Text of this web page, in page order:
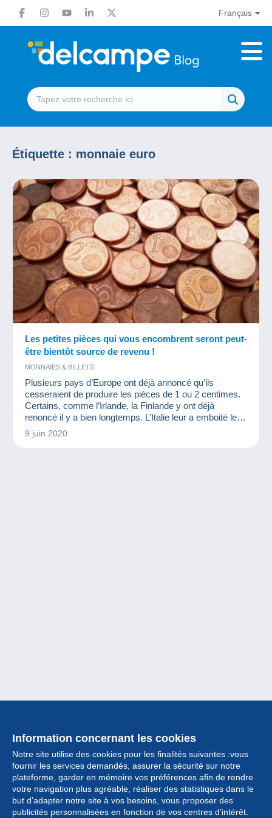
Français
Étiquette : monnaie euro
Les petites pièces qui vous encombrent seront peut-
être bientôt source de revenu !
MONNAIES & BILLETS
Plusieurs pays d’Europe ont déjà annoncé qu’ils
cesseraient de produire les pièces de 1 ou 2 centimes.
Certains, comme l’Irlande, la Finlande y ont déjà
renoncé il y a bien longtemps. L’Italie leur a emboité le
pas en 2018 et la Belgique en 2019.
9 juin 2020
Information concernant les cookies
Notre site utilise des cookies pour les finalités suivantes :vous
fournir les services demandés, assurer la sécurité sur notre
plateforme, garder en mémoire vos préférences afin de rendre
votre navigation plus agréable, réaliser des statistiques dans le
but d’adapter notre site à vos besoins, vous proposer des
publicités personnalisées en fonction de vos centres d’intérêt.
Collection